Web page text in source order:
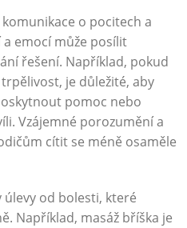
o pocitech a
a emocí může posílit
řešení. Například, pokud
je důležité, aby
pomoc nebo
Vzájemné porozumění a
cítit se méně osaměle
od bolesti, které
Například, masáž bříška je